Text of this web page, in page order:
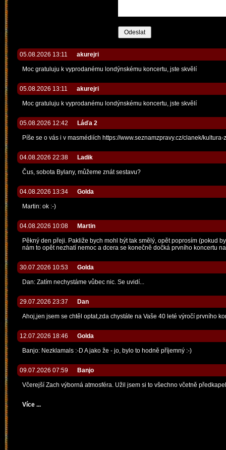
Odeslat
05.08.2026 13:11 akurejri
Moc gratuluju k vyprodanému londýnskému koncertu, jste skvělí
05.08.2026 13:11 akurejri
Moc gratuluju k vyprodanému londýnskému koncertu, jste skvělí
05.08.2026 12:42 Láďa 2
Píše se o vás i v masmédiích https://www.seznamzpravy.cz/clanek/
04.08.2026 22:38 Ladik
Čus, sobota Bylany, můžeme znát sestavu?
04.08.2026 13:34 Golda
Martin: ok :-)
04.08.2026 10:08 Martin
Pěkný den přeji. Pakliže bych mohl být tak smělý, opět poprosím (pokud
nám to opět nezhatí nemoc a dcera se konečně dočká prvního koncertu
30.07.2026 10:53 Golda
Dan: Zatím nechystáme vůbec nic. Se uvidí...
29.07.2026 23:37 Dan
Ahoj,jen jsem se chtěl optat,zda chystáte na Vaše 40 leté výročí prvního
12.07.2026 18:46 Golda
Banjo: Nezklamals :-D A jako že - jo, bylo to hodně příjemný :-)
09.07.2026 07:59 Banjo
Včerejší Zach výborná atmosféra. Užil jsem si to všechno včetně
Více ...